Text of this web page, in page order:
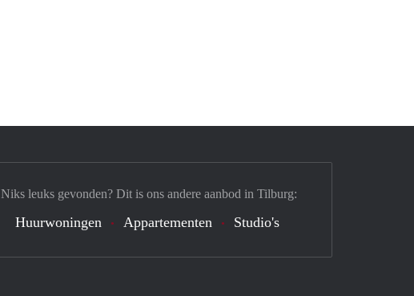
Niks leuks gevonden? Dit is ons andere aanbod in Tilburg:
Huurwoningen Appartementen Studio's